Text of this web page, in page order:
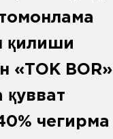
қилиши
«ТОК BOR»
қувват
чегирма